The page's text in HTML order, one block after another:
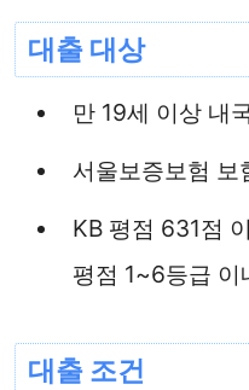
대출 대상
만 19세 이상 내
서울보증보험 보
KB 평점 631점
평점 1~6등급 이
대출 조건